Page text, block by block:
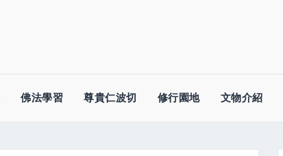
佛法學習 尊貴仁波切 修行園地 文物介紹